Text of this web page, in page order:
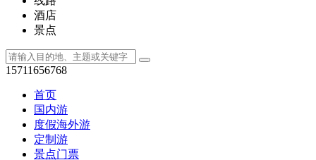
酒店
景点
15711656768
首页
国内游
度假海外游
定制游
景点门票